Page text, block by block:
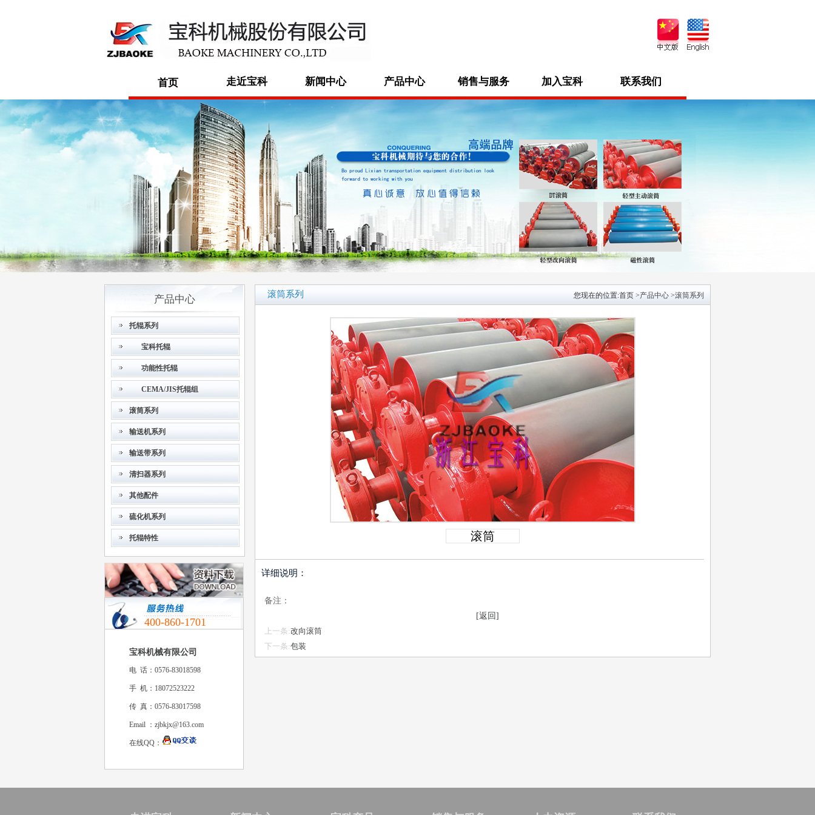
首页 走近宝科 新闻中心 产品中心 销售与服务 加入宝科 联系我们
产品中心
托辊系列
宝科托辊
功能性托辊
CEMA/JIS托辊组
滚筒系列
输送机系列
输送带系列
清扫器系列
其他配件
硫化机系列
托辊特性
400-860-1701
宝科机械有限公司
电话：0576-83018598
手机：18072523222
传真：0576-83017598
Email：zjbkjx@163.com
在线QQ：
滚筒系列 您现在的位置:首页>产品中心 >滚筒系列
滚筒
详细说明：
备注：
[返回]
上一条:改向滚筒
下一条:包装